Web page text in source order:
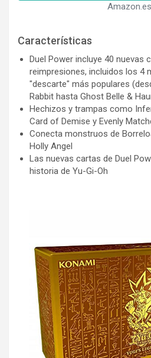
Amazon.es
Características
Duel Power incluye 40 nuevas
reimpresiones, incluidos los 4
"descarte" más populares
Rabbit hasta Ghost Belle &
Hechizos y trampas como
Card of Demise y Evenly
Conecta monstruos de
Holly Angel
Las nuevas cartas de Duel
historia de Yu-Gi-Oh